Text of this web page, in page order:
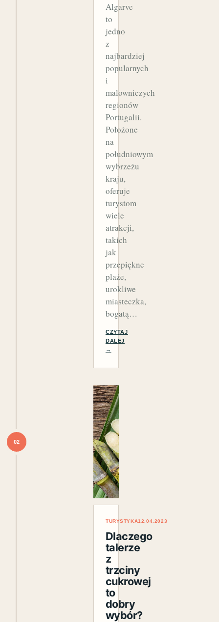
Algarve
to
jedno
z
najbardziej
popularnych
i
malowniczych
regionów
Portugalii.
Położone
na
południowym
wybrzeżu
kraju,
oferuje
turystom
wiele
atrakcji,
takich
jak
przepiękne
plaże,
urokliwe
miasteczka,
bogatą…
CZYTAJ
DALEJ
→
02
TURYSTYKA12.04.2023
Dlaczego
talerze
z
trzciny
cukrowej
to
dobry
wybór?